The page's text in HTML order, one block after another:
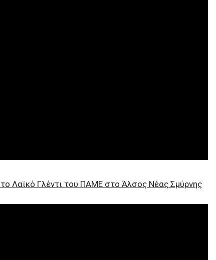
Λαϊκό Γλέντι του ΠΑΜΕ στο Άλσος Νέας Σμύρνης